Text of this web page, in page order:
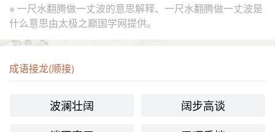
※ 一尺水翻腾做一丈波的意思解释、一尺水翻腾做一丈波是
什么意思由太极之巅国学网提供。
成语接龙(顺接)
波澜壮阔
阔步高谈